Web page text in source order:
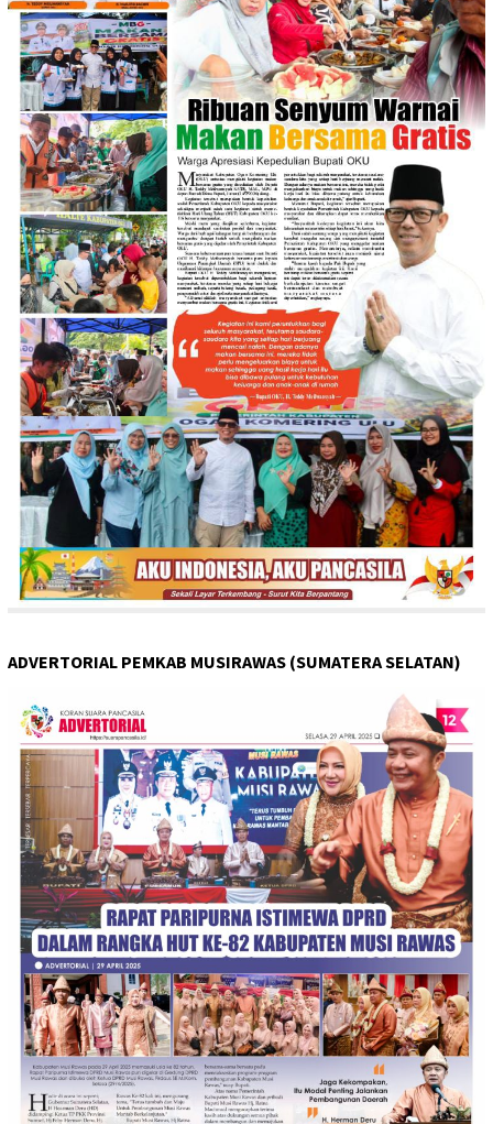
ADVERTORIAL PEMKAB MUSIRAWAS (SUMATERA SELATAN)